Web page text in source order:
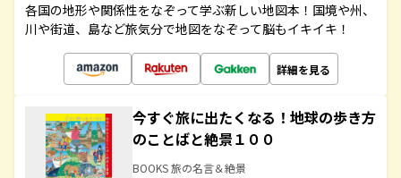
各国の地形や関係性をなぞって学ぶ新しい地図本！国境や州、
川や街道、島など旅気分で地図をなぞって脳もイキイキ！
詳細を見る
今すぐ旅に出たくなる！地球の歩き方
のことばと絶景１００
BOOKS 旅の名言＆絶景